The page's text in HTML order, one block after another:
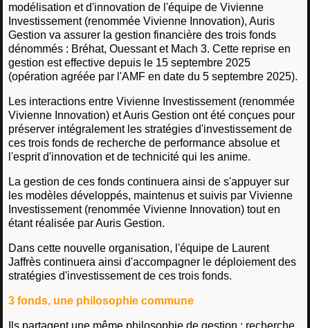
modélisation et d'innovation de l'équipe de Vivienne
Investissement (renommée Vivienne Innovation), Auris
Gestion va assurer la gestion financière des trois fonds
dénommés : Bréhat, Ouessant et Mach 3. Cette reprise en
gestion est effective depuis le 15 septembre 2025
(opération agréée par l'AMF en date du 5 septembre 2025).
Les interactions entre Vivienne Investissement (renommée
Vivienne Innovation) et Auris Gestion ont été conçues pour
préserver intégralement les stratégies d'investissement de
ces trois fonds de recherche de performance absolue et
l'esprit d'innovation et de technicité qui les anime.
La gestion de ces fonds continuera ainsi de s'appuyer sur
les modèles développés, maintenus et suivis par Vivienne
Investissement (renommée Vivienne Innovation) tout en
étant réalisée par Auris Gestion.
Dans cette nouvelle organisation, l'équipe de Laurent
Jaffrès continuera ainsi d'accompagner le déploiement des
stratégies d'investissement de ces trois fonds.
3 fonds, une philosophie commune
Ils partagent une même philosophie de gestion : recherche